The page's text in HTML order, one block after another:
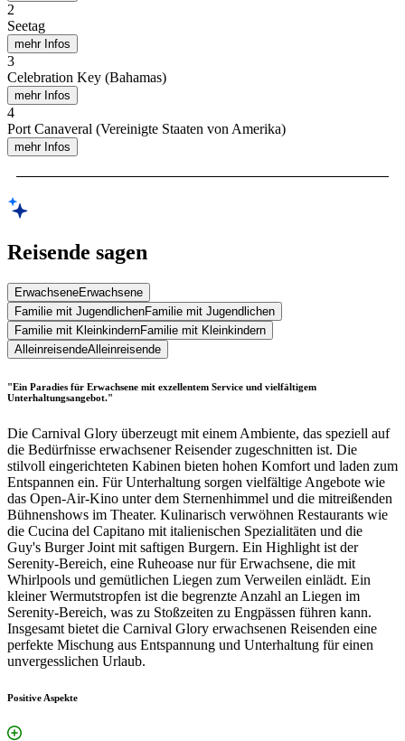
2
Seetag
mehr Infos
3
Celebration Key (Bahamas)
mehr Infos
4
Port Canaveral (Vereinigte Staaten von Amerika)
mehr Infos
Reisende sagen
ErwachseneErwachsene
Familie mit JugendlichenFamilie mit Jugendlichen
Familie mit KleinkindernFamilie mit Kleinkindern
AlleinreisendeAlleinreisende
"Ein Paradies für Erwachsene mit exzellentem Service und vielfältigem
Unterhaltungsangebot."
Die Carnival Glory überzeugt mit einem Ambiente, das speziell auf
die Bedürfnisse erwachsener Reisender zugeschnitten ist. Die
stilvoll eingerichteten Kabinen bieten hohen Komfort und laden zum
Entspannen ein. Für Unterhaltung sorgen vielfältige Angebote wie
das Open-Air-Kino unter dem Sternenhimmel und die mitreißenden
Bühnenshows im Theater. Kulinarisch verwöhnen Restaurants wie
die Cucina del Capitano mit italienischen Spezialitäten und die
Guy's Burger Joint mit saftigen Burgern. Ein Highlight ist der
Serenity-Bereich, eine Ruheoase nur für Erwachsene, die mit
Whirlpools und gemütlichen Liegen zum Verweilen einlädt. Ein
kleiner Wermutstropfen ist die begrenzte Anzahl an Liegen im
Serenity-Bereich, was zu Stoßzeiten zu Engpässen führen kann.
Insgesamt bietet die Carnival Glory erwachsenen Reisenden eine
perfekte Mischung aus Entspannung und Unterhaltung für einen
unvergesslichen Urlaub.
Positive Aspekte